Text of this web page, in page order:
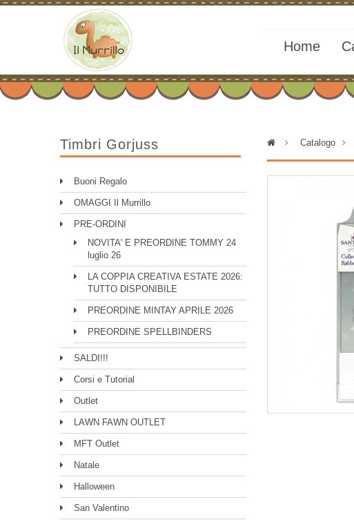
Home
Timbri Gorjuss
Buoni Regalo
OMAGGI Il Murrillo
PRE-ORDINI
NOVITA' E PREORDINE TOMMY 24
luglio 26
LA COPPIA CREATIVA ESTATE 2026:
TUTTO DISPONIBILE
PREORDINE MINTAY APRILE 2026
PREORDINE SPELLBINDERS
SALDI!!!
Corsi e Tutorial
Outlet
LAWN FAWN OUTLET
MFT Outlet
Natale
Halloween
San Valentino
> Catalogo >